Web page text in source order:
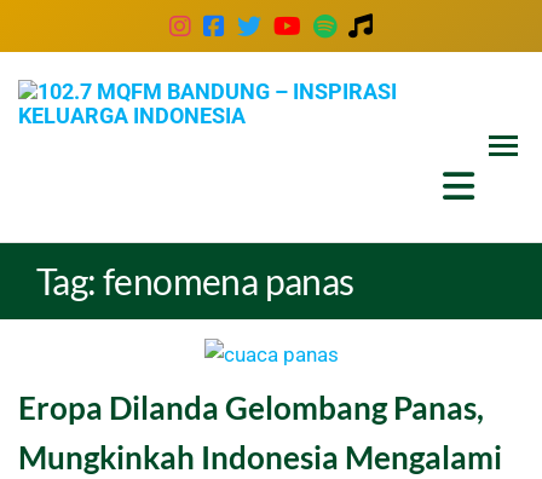
Tag:fenomena panas
Eropa Dilanda Gelombang Panas,
Mungkinkah Indonesia Mengalami